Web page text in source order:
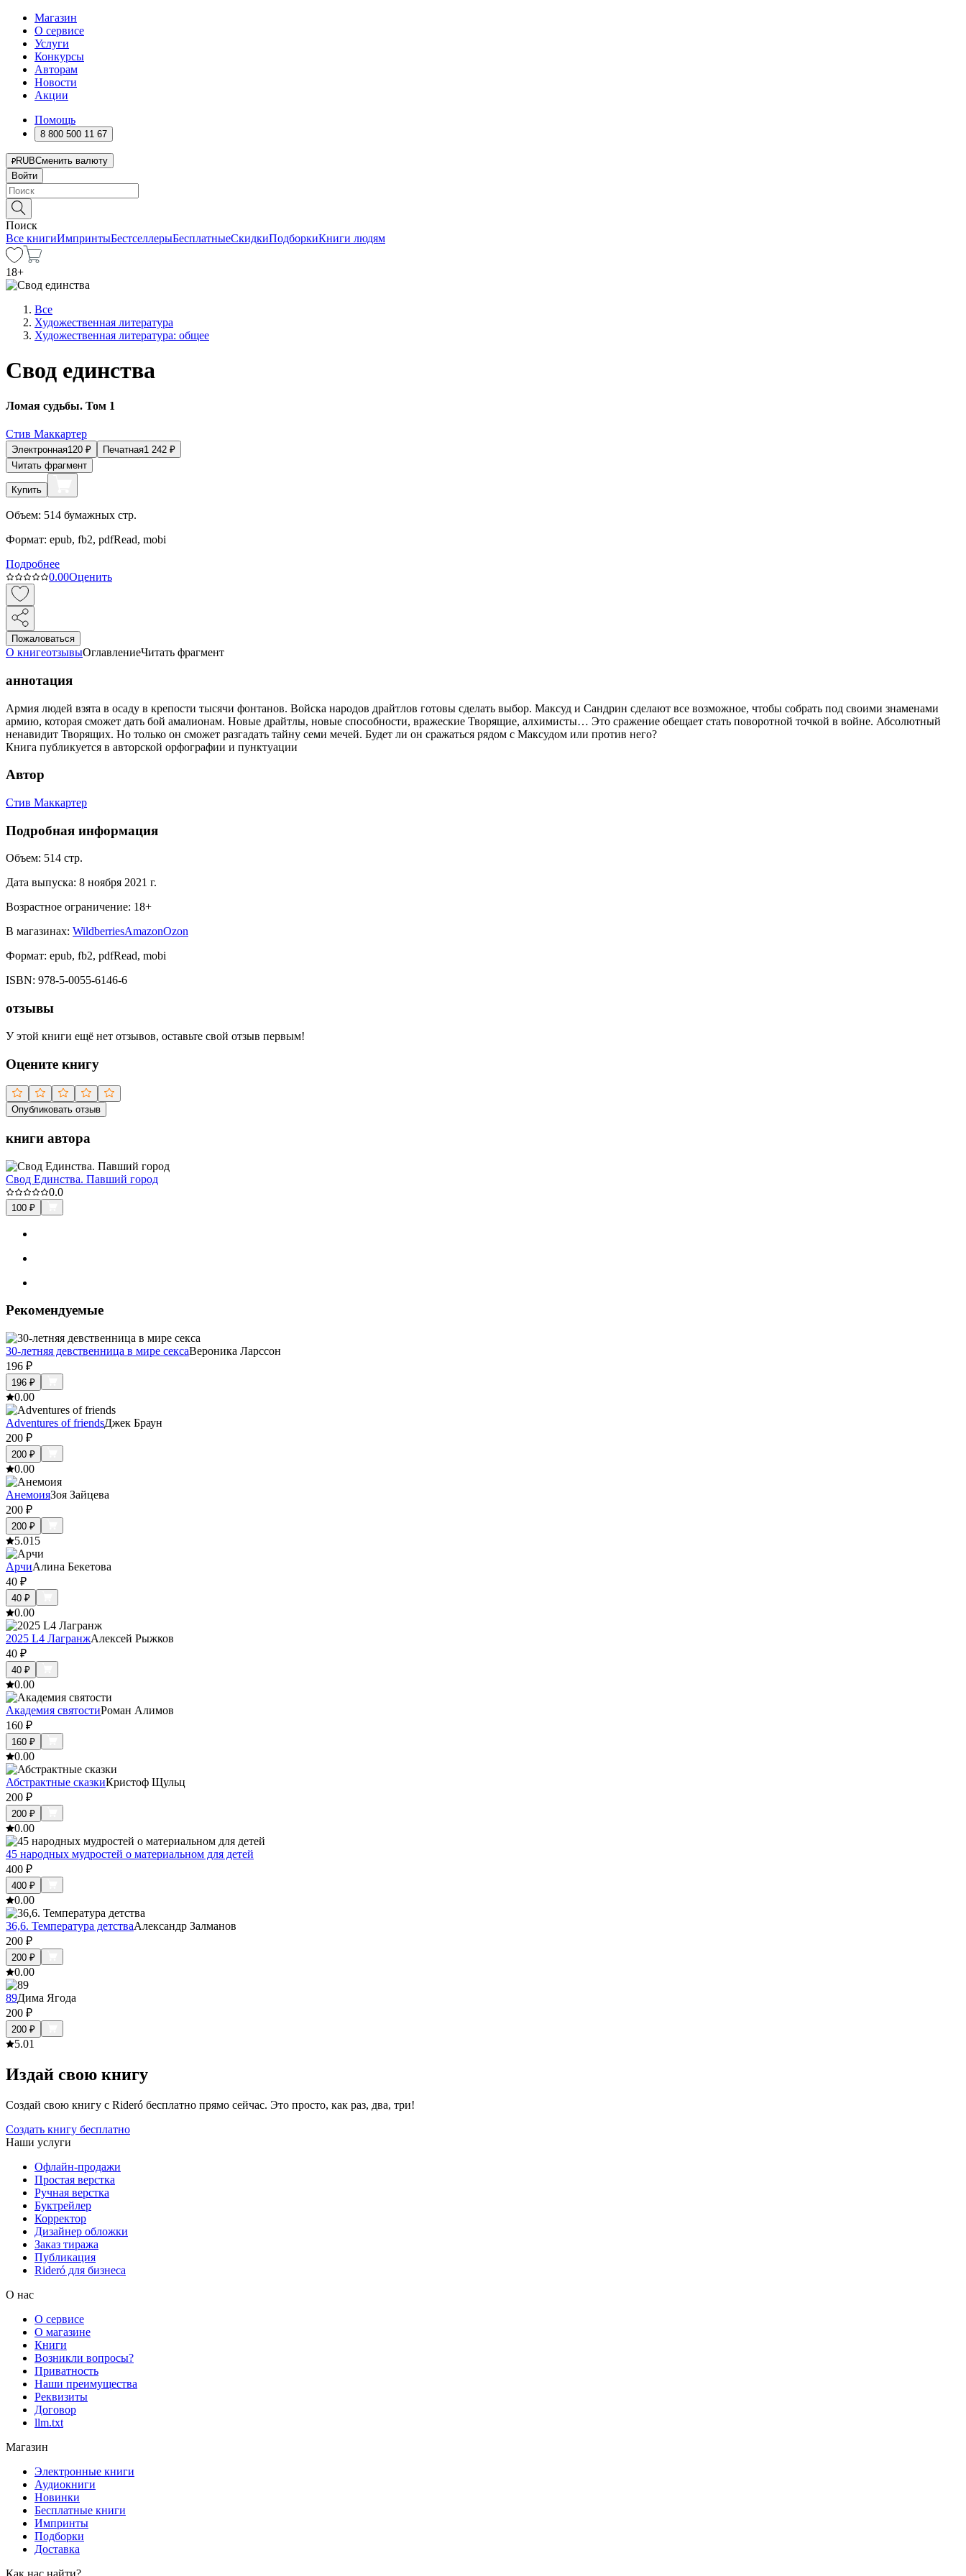
Магазин
О сервисе
Услуги
Конкурсы
Авторам
Новости
Акции
Помощь
8 800 500 11 67
RUBСменить валюту
Войти
Поиск
Все книгиИмпринтыБестселлерыБесплатныеСкидкиПодборкиКниги людям
18+
Все
Художественная литература
Художественная литература: общее
Свод единства
Ломая судьбы. Том 1
Стив Маккартер
Электронная120 ₽ Печатная1 242 ₽
Читать фрагмент
Купить
Объем: 514 бумажных стр.
Формат: epub, fb2, pdfRead, mobi
Подробнее
0.00Оценить
Пожаловаться
О книгеотзывыОглавлениеЧитать фрагмент
аннотация
Армия людей взята в осаду в крепости тысячи фонтанов. Войска народов драйтлов готовы сделать выбор. Максуд и Сандрин сделают все возможное, чтобы собрать под своими знаменами
армию, которая сможет дать бой амалионам. Новые драйтлы, новые способности, вражеские Творящие, алхимисты… Это сражение обещает стать поворотной точкой в войне. Абсолютный
ненавидит Творящих. Но только он сможет разгадать тайну семи мечей. Будет ли он сражаться рядом с Максудом или против него?
Книга публикуется в авторской орфографии и пунктуации
Автор
Стив Маккартер
Подробная информация
Объем: 514 стр.
Дата выпуска: 8 ноября 2021 г.
Возрастное ограничение: 18+
В магазинах: WildberriesAmazonOzon
Формат: epub, fb2, pdfRead, mobi
ISBN: 978-5-0055-6146-6
отзывы
У этой книги ещё нет отзывов, оставьте свой отзыв первым!
Оцените книгу
Опубликовать отзыв
книги автора
Свод Единства. Павший город
0.0
100 ₽
Рекомендуемые
30-летняя девственница в мире сексаВероника Ларссон
196 ₽
196 ₽
0.00
Adventures of friendsДжек Браун
200 ₽
200 ₽
0.00
АнемоияЗоя Зайцева
200 ₽
200 ₽
5.015
АрчиАлина Бекетова
40 ₽
40 ₽
0.00
2025 L4 ЛагранжАлексей Рыжков
40 ₽
40 ₽
0.00
Академия святостиРоман Алимов
160 ₽
160 ₽
0.00
Абстрактные сказкиКристоф Щульц
200 ₽
200 ₽
0.00
45 народных мудростей о материальном для детей
400 ₽
400 ₽
0.00
36,6. Температура детстваАлександр Залманов
200 ₽
200 ₽
0.00
89Дима Ягода
200 ₽
200 ₽
5.01
Издай свою книгу
Создай свою книгу с Rideró бесплатно прямо сейчас. Это просто, как раз, два, три!
Создать книгу бесплатно
Наши услуги
Офлайн-продажи
Простая верстка
Ручная верстка
Буктрейлер
Корректор
Дизайнер обложки
Заказ тиража
Публикация
Rideró для бизнеса
О нас
О сервисе
О магазине
Книги
Возникли вопросы?
Приватность
Наши преимущества
Реквизиты
Договор
llm.txt
Магазин
Электронные книги
Аудиокниги
Новинки
Бесплатные книги
Импринты
Подборки
Доставка
Как нас найти?